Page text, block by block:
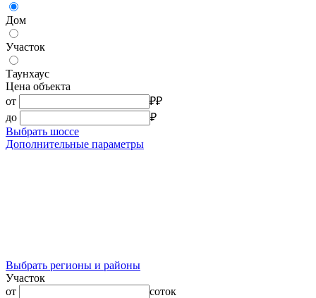
Дом
Участок
Таунхаус
Цена объекта
от
₽₽
до
₽
Выбрать шоссе
Дополнительные параметры
Выбрать регионы и районы
Участок
от
соток